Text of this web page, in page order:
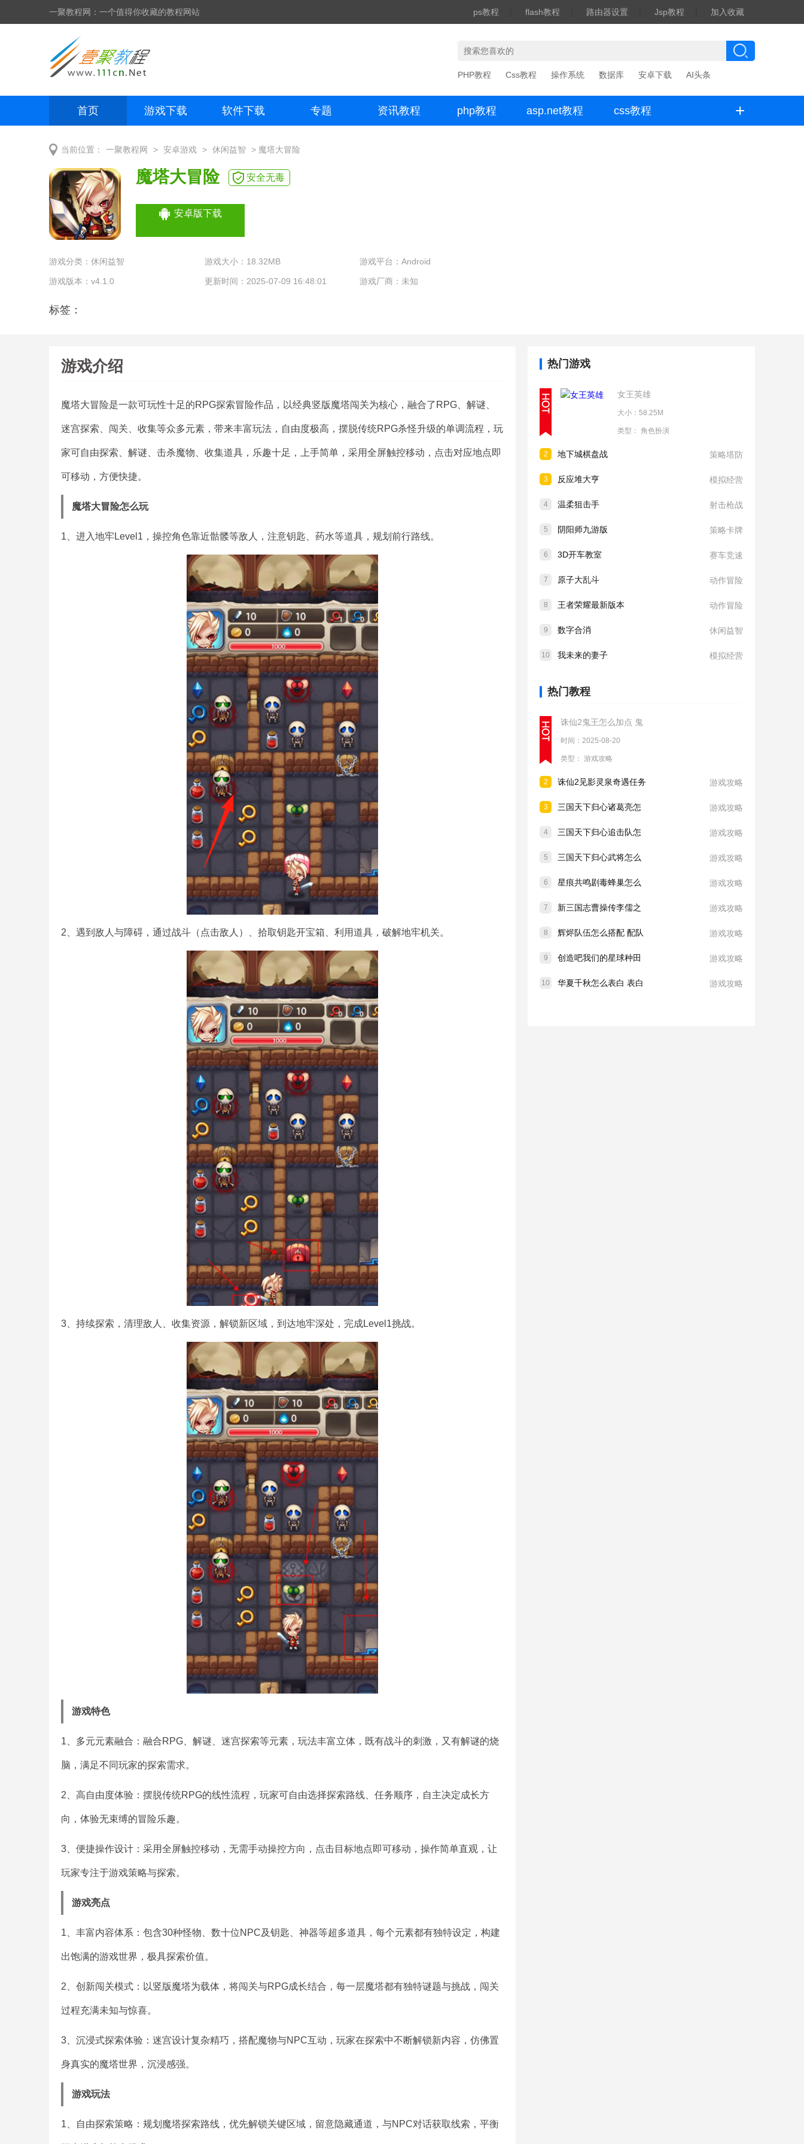
一聚教程网：一个值得你收藏的教程网站 ps教程 flash教程 路由器设置 Jsp教程 加入收藏
PHP教程 Css教程 操作系统 数据库 安卓下载 AI头条
首页 游戏下载 软件下载 专题 资讯教程 php教程 asp.net教程 css教程 +
当前位置： 一聚教程网 > 安卓游戏 > 休闲益智 > 魔塔大冒险
魔塔大冒险 安全无毒
安卓版下载
游戏分类： 休闲益智 游戏大小：18.32MB 游戏平台：Android
游戏版本：v4.1.0 更新时间：2025-07-09 16:48:01 游戏厂商：未知
标签：
游戏介绍
魔塔大冒险是一款可玩性十足的RPG探索冒险作品，以经典竖版魔塔闯关为核心，融合了RPG、解谜、
迷宫探索、闯关、收集等众多元素，带来丰富玩法，自由度极高，摆脱传统RPG杀怪升级的单调流程，玩
家可自由探索、解谜、击杀魔物、收集道具，乐趣十足，上手简单，采用全屏触控移动，点击对应地点即
可移动，方便快捷。
魔塔大冒险怎么玩
1、进入地牢Level1，操控角色靠近骷髅等敌人，注意钥匙、药水等道具，规划前行路线。
2、遇到敌人与障碍，通过战斗（点击敌人）、拾取钥匙开宝箱、利用道具，破解地牢机关。
3、持续探索，清理敌人、收集资源，解锁新区域，到达地牢深处，完成Level1挑战。
游戏特色
1、多元元素融合：融合RPG、解谜、迷宫探索等元素，玩法丰富立体，既有战斗的刺激，又有解谜的烧
脑，满足不同玩家的探索需求。
2、高自由度体验：摆脱传统RPG的线性流程，玩家可自由选择探索路线、任务顺序，自主决定成长方
向，体验无束缚的冒险乐趣。
3、便捷操作设计：采用全屏触控移动，无需手动操控方向，点击目标地点即可移动，操作简单直观，让
玩家专注于游戏策略与探索。
游戏亮点
1、丰富内容体系：包含30种怪物、数十位NPC及钥匙、神器等超多道具，每个元素都有独特设定，构建
出饱满的游戏世界，极具探索价值。
2、创新闯关模式：以竖版魔塔为载体，将闯关与RPG成长结合，每一层魔塔都有独特谜题与挑战，闯关
过程充满未知与惊喜。
3、沉浸式探索体验：迷宫设计复杂精巧，搭配魔物与NPC互动，玩家在探索中不断解锁新内容，仿佛置
身真实的魔塔世界，沉浸感强。
游戏玩法
1、自由探索策略：规划魔塔探索路线，优先解锁关键区域，留意隐藏通道，与NPC对话获取线索，平衡
热门游戏
女王英雄
大小：58.25M
类型： 角色扮演
2 地下城棋盘战 策略塔防
3 反应堆大亨 模拟经营
4 温柔狙击手 射击枪战
5 阴阳师九游版 策略卡牌
6 3D开车教室 赛车竞速
7 原子大乱斗 动作冒险
8 王者荣耀最新版本 动作冒险
9 数字合消 休闲益智
10 我未来的妻子 模拟经营
热门教程
诛仙2鬼王怎么加点 鬼
时间：2025-08-20
类型： 游戏攻略
2 诛仙2见影灵泉奇遇任务 游戏攻略
3 三国天下归心诸葛亮怎 游戏攻略
4 三国天下归心追击队怎 游戏攻略
5 三国天下归心武将怎么 游戏攻略
6 星痕共鸣剧毒蜂巢怎么 游戏攻略
7 新三国志曹操传李儒之 游戏攻略
8 辉烬队伍怎么搭配 配队 游戏攻略
9 创造吧我们的星球种田 游戏攻略
10 华夏千秋怎么表白 表白 游戏攻略